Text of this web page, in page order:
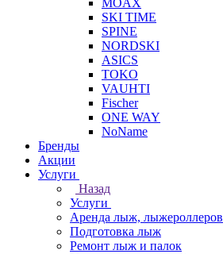
MOAX
SKI TIME
SPINE
NORDSKI
ASICS
TOKO
VAUHTI
Fischer
ONE WAY
NoName
Бренды
Акции
Услуги
Назад
Услуги
Аренда лыж, лыжероллеров
Подготовка лыж
Ремонт лыж и палок